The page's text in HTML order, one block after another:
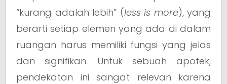
“kurang adalah lebih” (less is more), yang
berarti setiap elemen yang ada di dalam
ruangan harus memiliki fungsi yang jelas
dan signifikan. Untuk sebuah apotek,
pendekatan ini sangat relevan karena